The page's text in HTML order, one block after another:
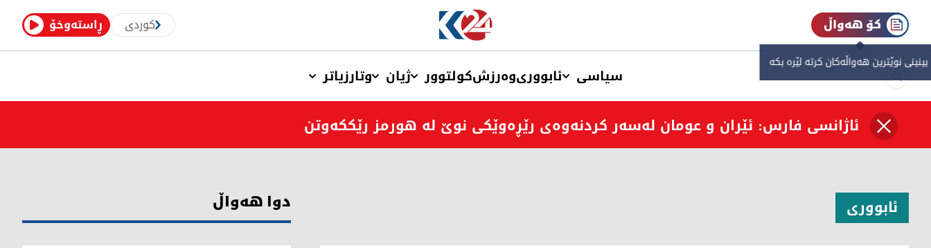
ڕاستەوخۆ کوردی کۆ هەواڵ
نوێترین هەواڵەکان کرتە لێرە بکە
سیاسی ئابووریوەرزشکولتوور ژیان وتارزیاتر
ئاژانسی فارس: ئێران و عومان لەسەر کردنەوەی رێڕەوێکی نوێ لە هورمز رێککەوتن
ئابووری دوا هەواڵ